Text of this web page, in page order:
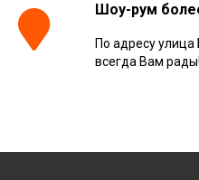
Шоу-рум
По адресу
всегда Вам рады!